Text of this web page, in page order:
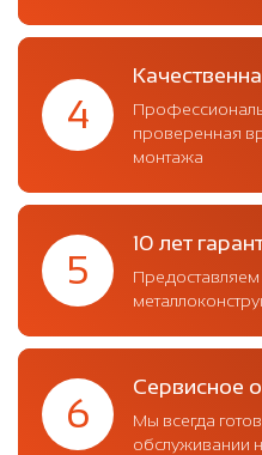
4
проверенная
монтажа
5
10 лет
Предоставляем
6
Сервисное
Мы всегда
обслуживании